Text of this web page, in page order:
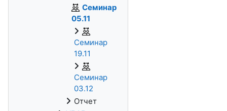
Семинар
05.11
Семинар
19.11
Семинар
03.12
Отчет